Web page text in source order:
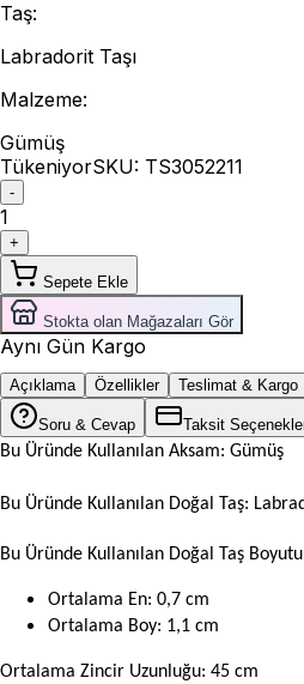
Taş:
Labradorit Taşı
Malzeme:
Gümüş
TükeniyorSKU: TS3052211
-
1
+
Sepete Ekle
Stokta olan Mağazaları Gör
Aynı Gün Kargo
Açıklama Özellikler Teslimat & Kargo
Soru & Cevap Taksit
Bu Üründe Kullanılan Aksam: Gümüş
Bu Üründe Kullanılan Doğal Taş:
Bu Üründe Kullanılan Doğal Taş
Ortalama En: 0,7 cm
Ortalama Boy: 1,1 cm
Ortalama Zincir Uzunluğu: 45 cm